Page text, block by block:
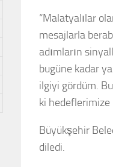
“Malatyalılar
mesajlarla
adımların
bugüne kadar
ilgiyi gördüm.
ki hedeflerimize
Büyükşehir
diledi.